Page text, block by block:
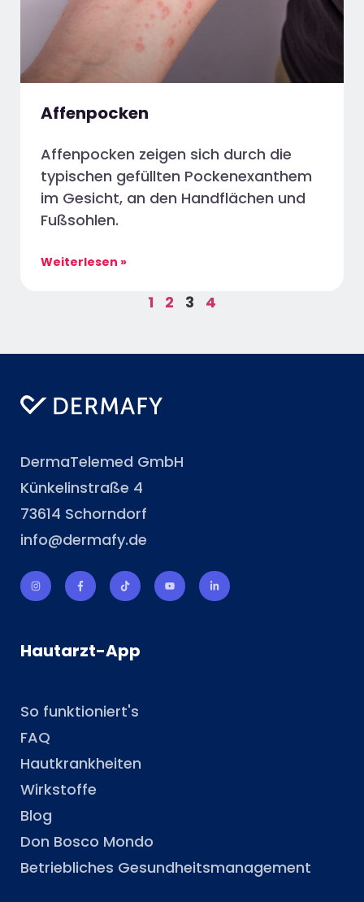
Affenpocken
Affenpocken zeigen sich durch die
typischen gefüllten Pockenexanthem
im Gesicht, an den Handflächen und
Fußsohlen.
Weiterlesen »
1 2 3 4
DermaTelemed GmbH
Künkelinstraße 4
73614 Schorndorf
info@dermafy.de
Hautarzt-App
So funktioniert's
FAQ
Hautkrankheiten
Wirkstoffe
Blog
Don Bosco Mondo
Betriebliches Gesundheitsmanagement